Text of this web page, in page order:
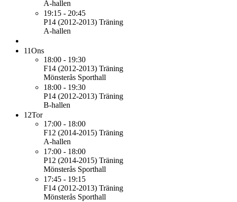
A-hallen
19:15 - 20:45
P14 (2012-2013) Träning
A-hallen
11Ons
18:00 - 19:30
F14 (2012-2013) Träning
Mönsterås Sporthall
18:00 - 19:30
P14 (2012-2013) Träning
B-hallen
12Tor
17:00 - 18:00
F12 (2014-2015) Träning
A-hallen
17:00 - 18:00
P12 (2014-2015) Träning
Mönsterås Sporthall
17:45 - 19:15
F14 (2012-2013) Träning
Mönsterås Sporthall